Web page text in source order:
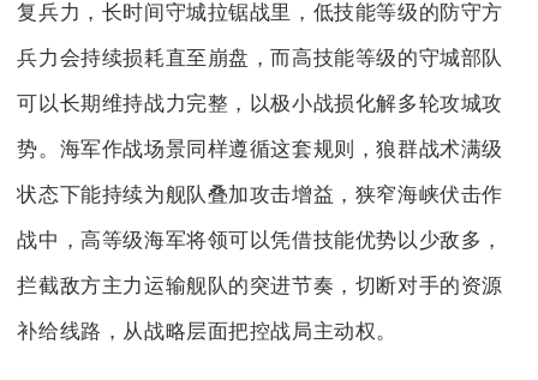
复兵力，长时间守城拉锯战里，低技能等级的防守方
兵力会持续损耗直至崩盘，而高技能等级的守城部队
可以长期维持战力完整，以极小战损化解多轮攻城攻
势。海军作战场景同样遵循这套规则，狼群战术满级
状态下能持续为舰队叠加攻击增益，狭窄海峡伏击作
战中，高等级海军将领可以凭借技能优势以少敌多，
拦截敌方主力运输舰队的突进节奏，切断对手的资源
补给线路，从战略层面把控战局主动权。